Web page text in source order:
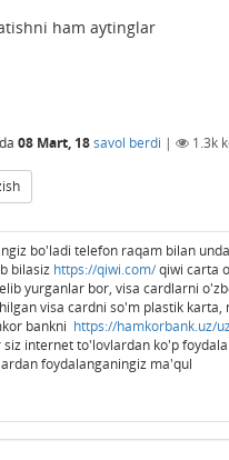
ham aytinglar
08 Mart, 18savol berdi | 1.3k
bo'ladi telefon raqam bilan
bilasiz https://qiwi.com/qiwi carta
yurganlar bor, visa cardlarni
visa cardni so'm plastik
bankni https://hamkorbank.uz/
internet to'lovlardan ko'p
foydalanganingiz ma'qul